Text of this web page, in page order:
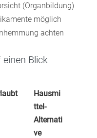
(Organbildung)
möglich
achten
Blick
Hausmi
ttel-
Alternati
ve